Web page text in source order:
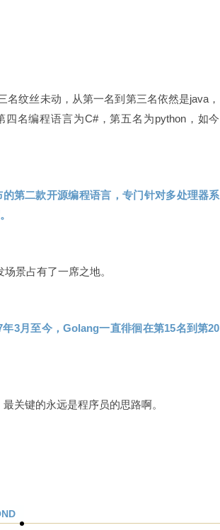
纹丝未动，从第一名到第三名依然是java，
名编程语言为C#，第五名为python，如今
第二款开源编程语言，专门针对多处理器系
景占有了一席之地。
3月至今，Golang一直徘徊在第15名到第20
关键的永远是程序员的思路啊。